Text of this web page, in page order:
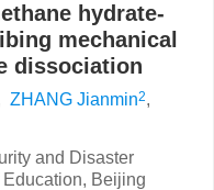
hydrate-
mechanical
dissociation
ZHANG Jianmin2,
and Disaster
Beijing